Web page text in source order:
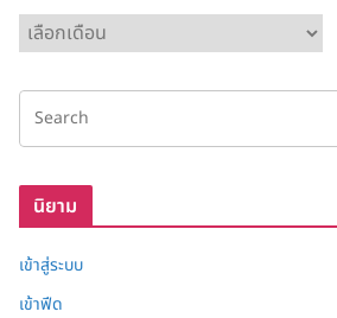
ลั
ง
ก็
นิยาม
เข้าสู่ระบบ
เข้าฟีด